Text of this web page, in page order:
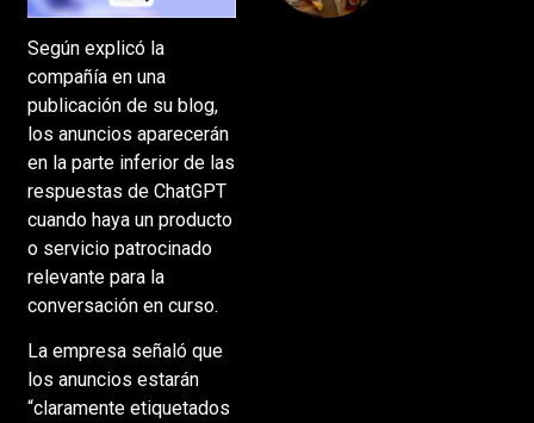
Según explicó la
compañía en una
publicación de su blog,
los anuncios aparecerán
en la parte inferior de las
respuestas de ChatGPT
cuando haya un producto
o servicio patrocinado
relevante para la
conversación en curso.
La empresa señaló que
los anuncios estarán
“claramente etiquetados